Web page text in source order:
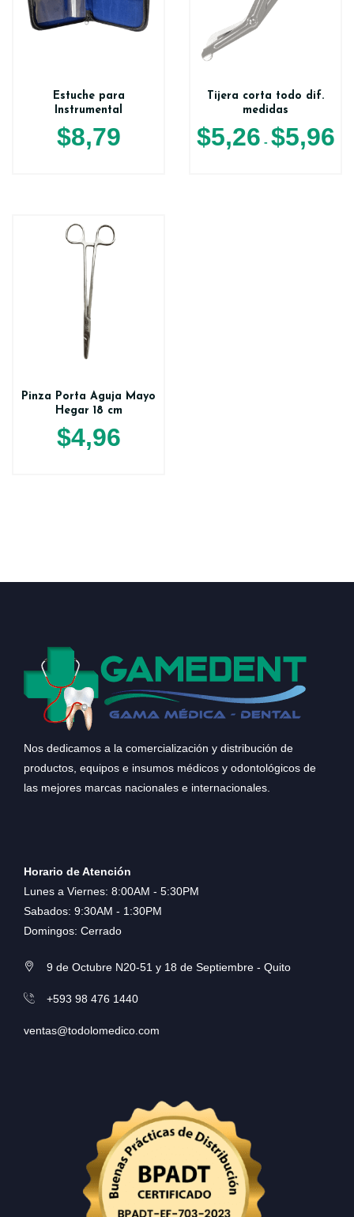
Estuche para
Instrumental
$8,79
Tijera corta todo dif.
medidas
$5,26 - $5,96
Pinza Porta Aguja Mayo
Hegar 18 cm
$4,96
Nos dedicamos a la comercialización y distribución de
productos, equipos e insumos médicos y odontológicos de
las mejores marcas nacionales e internacionales.
Horario de Atención
Lunes a Viernes: 8:00AM - 5:30PM
Sabados: 9:30AM - 1:30PM
Domingos: Cerrado
9 de Octubre N20-51 y 18 de Septiembre - Quito
+593 98 476 1440
ventas@todolomedico.com